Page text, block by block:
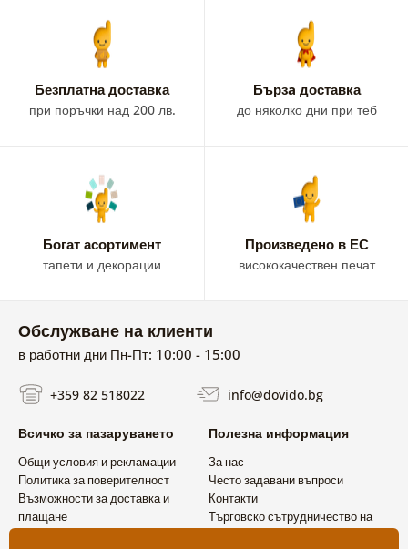
Безплатна доставка
при поръчки над 200 лв.
Бързa доставка
до няколко дни при теб
Богат асортимент
тапети и декорации
Произведено в ЕС
висококачествен печат
Обслужване на клиенти
в работни дни Пн-Пт: 10:00 - 15:00
+359 82 518022 info@dovido.bg
Всичко за пазаруването
Общи условия и рекламации
Политика за поверителност
Възможности за доставка и
плащане
Полезна информация
За нас
Често задавани въпроси
Контакти
Търговско сътрудничество на